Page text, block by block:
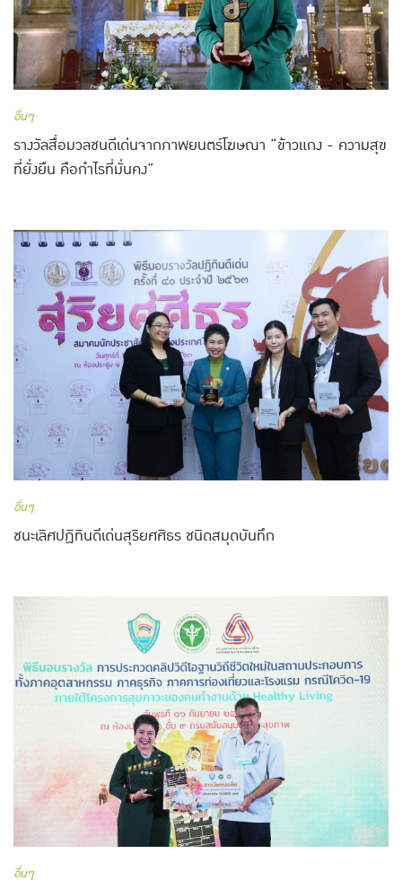
อื่นๆ
รางวัลสื่อมวลชนดีเด่นจากภาพยนตร์โฆษณา “ข้าวแกง - ความสุข
ที่ยั่งยืน คือกำไรที่มั่นคง”
อื่นๆ
ชนะเลิศปฏิทินดีเด่นสุริยศศิธร ชนิดสมุดบันทึก
อื่นๆ